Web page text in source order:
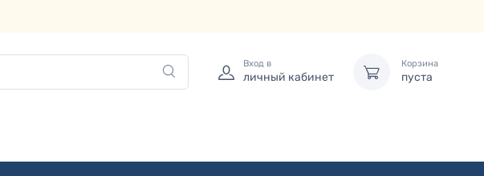
Вход в
личный кабинет
Корзина
пуста